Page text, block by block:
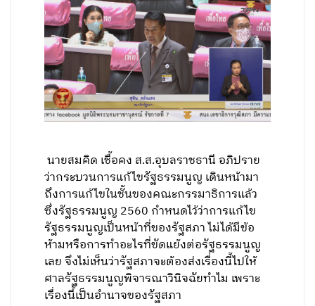
นายสมคิด เชื้อคง ส.ส.อุบลราชธานี อภิปราย
ว่ากระบวนการแก้ไขรัฐธรรมนูญ เดินหน้ามา
ถึงการแก้ไขในชั้นของคณะกรรมาธิการแล้ว
ซึ่งรัฐธรรมนูญ 2560 กำหนดไว้ว่าการแก้ไข
รัฐธรรมนูญเป็นหน้าที่ของรัฐสภา ไม่ได้มีข้อ
ห้ามหรือการทำอะไรที่ขัดแย้งต่อรัฐธรรมนูญ
เลย จึงไม่เห็นว่ารัฐสภาจะต้องส่งเรื่องนี้ไปให้
ศาลรัฐธรรมนูญพิจารณาวินิจฉัยทำไม เพราะ
เรื่องนี้เป็นอำนาจของรัฐสภา